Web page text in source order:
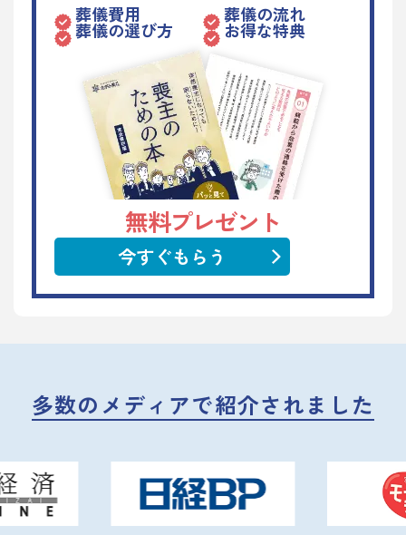
葬儀費用 葬儀の流れ
葬儀の選び方 お得な特典
無料プレゼント
今すぐもらう
多数のメディアで紹介されました